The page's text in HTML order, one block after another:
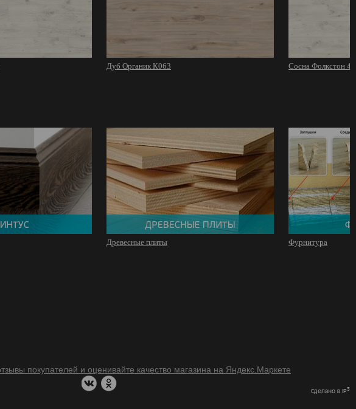
Дуб Органик К063 Сосна Фолкстон
Древесные плиты Фурнитура
Сделано в IP3